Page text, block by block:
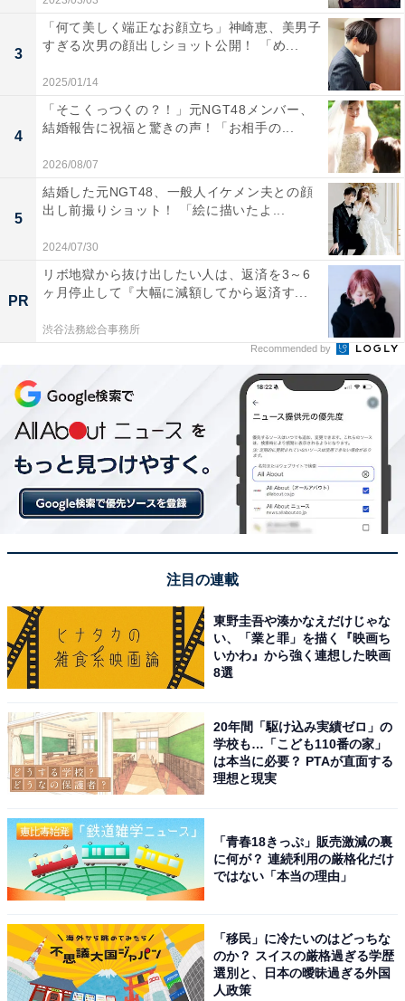
3
「何て美しく端正なお顔立ち」神崎恵、美男子
すぎる次男の顔出しショット公開！ 「め...
2025/01/14
4
「そこくっつくの？！」元NGT48メンバー、
結婚報告に祝福と驚きの声！「お相手の...
2026/08/07
5
結婚した元NGT48、一般人イケメン夫との顔
出し前撮りショット！ 「絵に描いたよ...
2024/07/30
PR
リボ地獄から抜け出したい人は、返済を3～6
ヶ月停止して『大幅に減額してから返済す...
渋谷法務総合事務所
Recommended by
注目の連載
東野圭吾や湊かなえだけじゃな
い、「業と罪」を描く『映画ち
いかわ』から強く連想した映画
8選
20年間「駆け込み実績ゼロ」の
学校も…「こども110番の家」
は本当に必要？ PTAが直面する
理想と現実
「青春18きっぷ」販売激減の裏
に何が？ 連続利用の厳格化だけ
ではない「本当の理由」
「移民」に冷たいのはどっちな
のか？ スイスの厳格過ぎる学歴
選別と、日本の曖昧過ぎる外国
人政策